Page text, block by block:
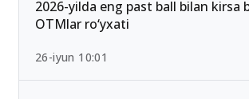
15-iyun 10:27
2026-yilda eng past ball bilan kirsa
OTMlar ro‘yxati